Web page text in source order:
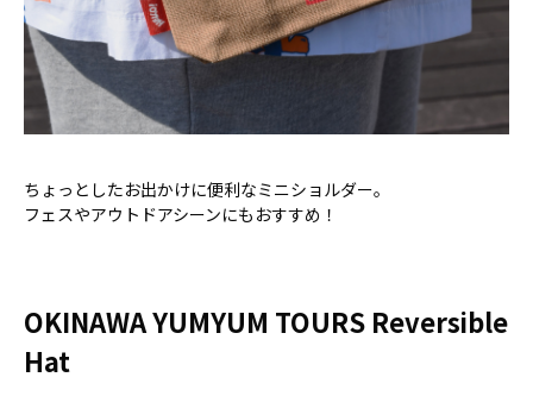
ちょっとしたお出かけに便利なミニショルダー。
フェスやアウトドアシーンにもおすすめ！
OKINAWA YUMYUM TOURS Reversible
Hat